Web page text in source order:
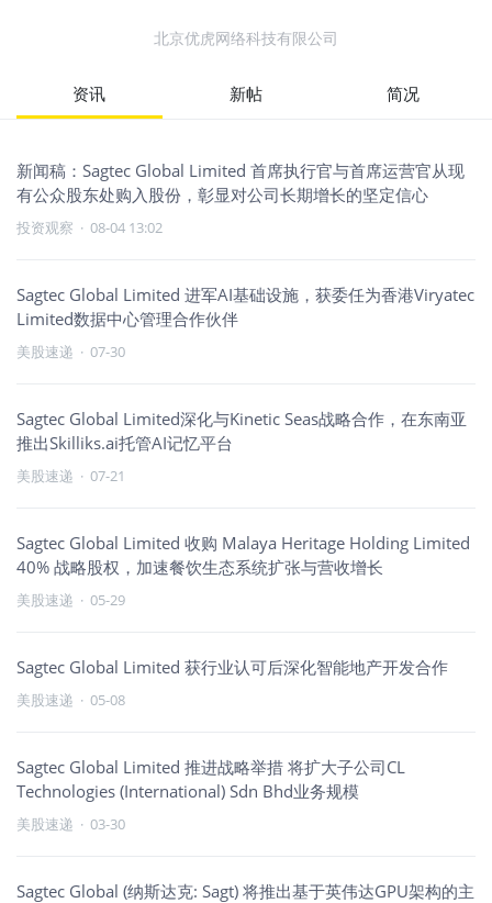
北京优虎网络科技有限公司
资讯 新帖 简况
新闻稿：Sagtec Global Limited 首席执行官与首席运营官从现
有公众股东处购入股份，彰显对公司长期增长的坚定信心
投资观察 · 08-04 13:02
Sagtec Global Limited 进军AI基础设施，获委任为香港Viryatec
Limited数据中心管理合作伙伴
美股速递 · 07-30
Sagtec Global Limited深化与Kinetic Seas战略合作，在东南亚
推出Skilliks.ai托管AI记忆平台
美股速递 · 07-21
Sagtec Global Limited 收购 Malaya Heritage Holding Limited
40% 战略股权，加速餐饮生态系统扩张与营收增长
美股速递 · 05-29
Sagtec Global Limited 获行业认可后深化智能地产开发合作
美股速递 · 05-08
Sagtec Global Limited 推进战略举措 将扩大子公司CL
Technologies (International) Sdn Bhd业务规模
美股速递 · 03-30
Sagtec Global (纳斯达克: Sagt) 将推出基于英伟达GPU架构的主